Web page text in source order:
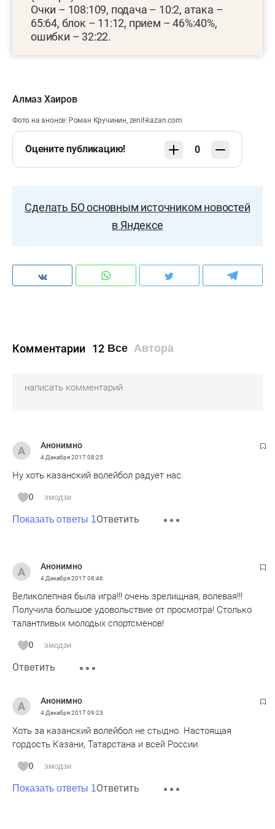
Очки – 108:109, подача – 10:2, атака –
65:64, блок – 11:12, прием – 46%:40%,
ошибки – 32:22.
Алмаз Хаиров
Фото на анонсе: Роман Кручинин, zenit-kazan.com
Оцените публикацию! 0
Сделать БО основным источником новостей
в Яндексе
Комментарии 12 Все Автора
Анонимно
4 Декабря 201708:25
Ну хоть казанский волейбол радует нас.
0 эмодзи
Показать ответы 1Ответить
Анонимно
4 Декабря 201708:46
Великолепная была игра!!! очень зрелищная, волевая!!!
Получила большое удовольствие от просмотра! Столько
талантливых молодых спортсменов!
0 эмодзи
Ответить
Анонимно
4 Декабря 201709:23
Хоть за казанский волейбол не стыдно. Настоящая
гордость Казани, Татарстана и всей России.
0 эмодзи
Показать ответы 1Ответить